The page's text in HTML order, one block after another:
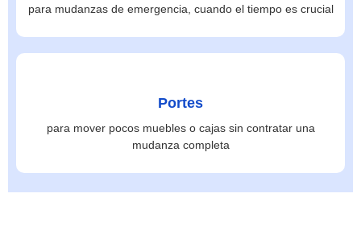
para mudanzas de emergencia, cuando el tiempo es crucial
Portes
para mover pocos muebles o cajas sin contratar una
mudanza completa